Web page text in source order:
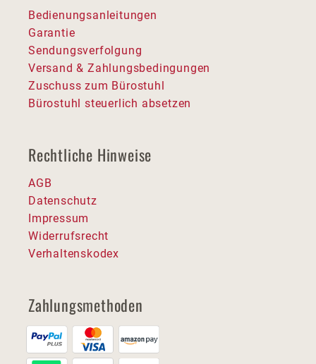
Bedienungsanleitungen
Garantie
Sendungsverfolgung
Versand & Zahlungsbedingungen
Zuschuss zum Bürostuhl
Bürostuhl steuerlich absetzen
Rechtliche Hinweise
AGB
Datenschutz
Impressum
Widerrufsrecht
Verhaltenskodex
Zahlungsmethoden